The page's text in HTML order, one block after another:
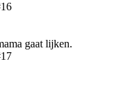
gaat lijken.